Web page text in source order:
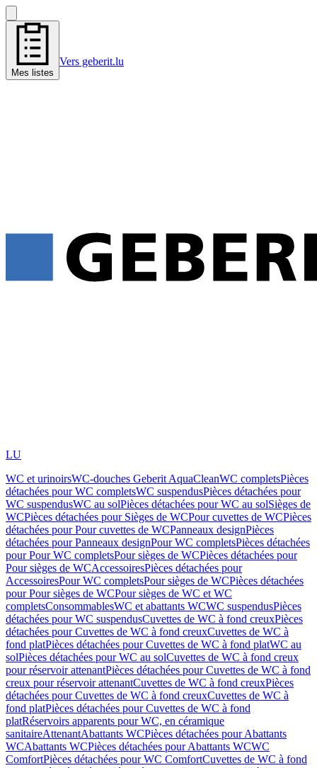
Mes listes
Vers geberit.lu
LU
WC et urinoirsWC-douches Geberit AquaCleanWC completsPièces
détachées pour WC completsWC suspendusPièces détachées pour
WC suspendusWC au solPièces détachées pour WC au solSièges de
WCPièces détachées pour Sièges de WCPour cuvettes de WCPièces
détachées pour Pour cuvettes de WCPanneaux designPièces
détachées pour Panneaux designPour WC completsPièces détachées
pour Pour WC completsPour sièges de WCPièces détachées pour
Pour sièges de WCAccessoiresPièces détachées pour
AccessoiresPour WC completsPour sièges de WCPièces détachées
pour Pour sièges de WCPour sièges de WC et WC
completsConsommablesWC et abattants WCWC suspendusPièces
détachées pour WC suspendusCuvettes de WC à fond creuxPièces
détachées pour Cuvettes de WC à fond creuxCuvettes de WC à
fond platPièces détachées pour Cuvettes de WC à fond platWC au
solPièces détachées pour WC au solCuvettes de WC à fond creux
pour réservoir attenantPièces détachées pour Cuvettes de WC à fond
creux pour réservoir attenantCuvettes de WC à fond creuxPièces
détachées pour Cuvettes de WC à fond creuxCuvettes de WC à
fond platPièces détachées pour Cuvettes de WC à fond
platRéservoirs apparents pour WC, en céramique
sanitaireAttenantAbattants WCPièces détachées pour Abattants
WCAbattants WCPièces détachées pour Abattants WCWC
ComfortPièces détachées pour WC ComfortCuvettes de WC à fond